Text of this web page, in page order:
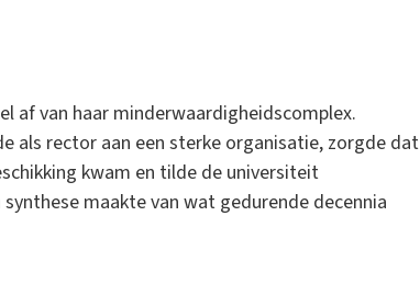
af van haar minderwaardigheidscomplex.
als rector aan een sterke organisatie, zorgde dat
kwam en tilde de universiteit
maakte van wat gedurende decennia